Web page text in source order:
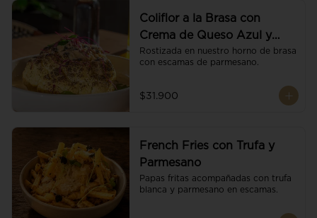
Coliflor a la Brasa con
Crema de Queso Azul y
Vino
Rostizada en nuestro horno de brasa
con escamas de parmesano.
$31.900
French Fries con Trufa y
Parmesano
Papas fritas acompañadas con trufa
blanca y parmesano en escamas.